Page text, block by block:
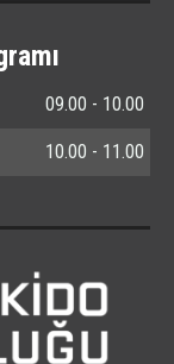
09.00 - 10.00
10.00 - 11.00